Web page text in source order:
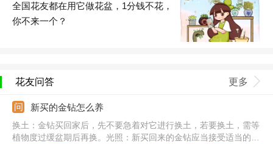
全国花友都在用它做花盆，1分钱不花，
你不来一个？
花友问答 更多
新买的金钻怎么养
换土：金钻买回家后，先不要急着对它进行换土，若要换土，需等
植物度过缓盆期后再换。光照：新买回来的金钻应当接受适当的阳